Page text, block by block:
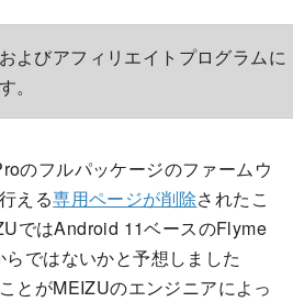
よびアフィリエイトプログラムに
。
のフルパッケージのファームウ
える専用ページが削除されたこ
ではAndroid 11ベースのFlyme
ではないかと予想しました
とがMEIZUのエンジニアによっ